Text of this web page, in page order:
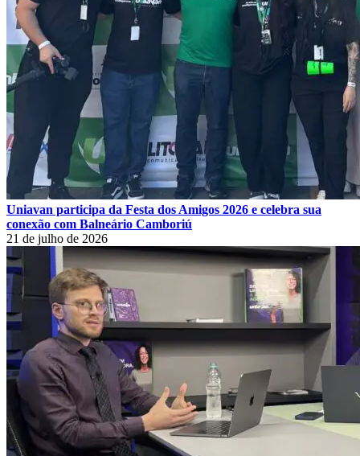
Uniavan participa da Festa dos Amigos 2026 e celebra sua
conexão com Balneário Camboriú
21 de julho de 2026